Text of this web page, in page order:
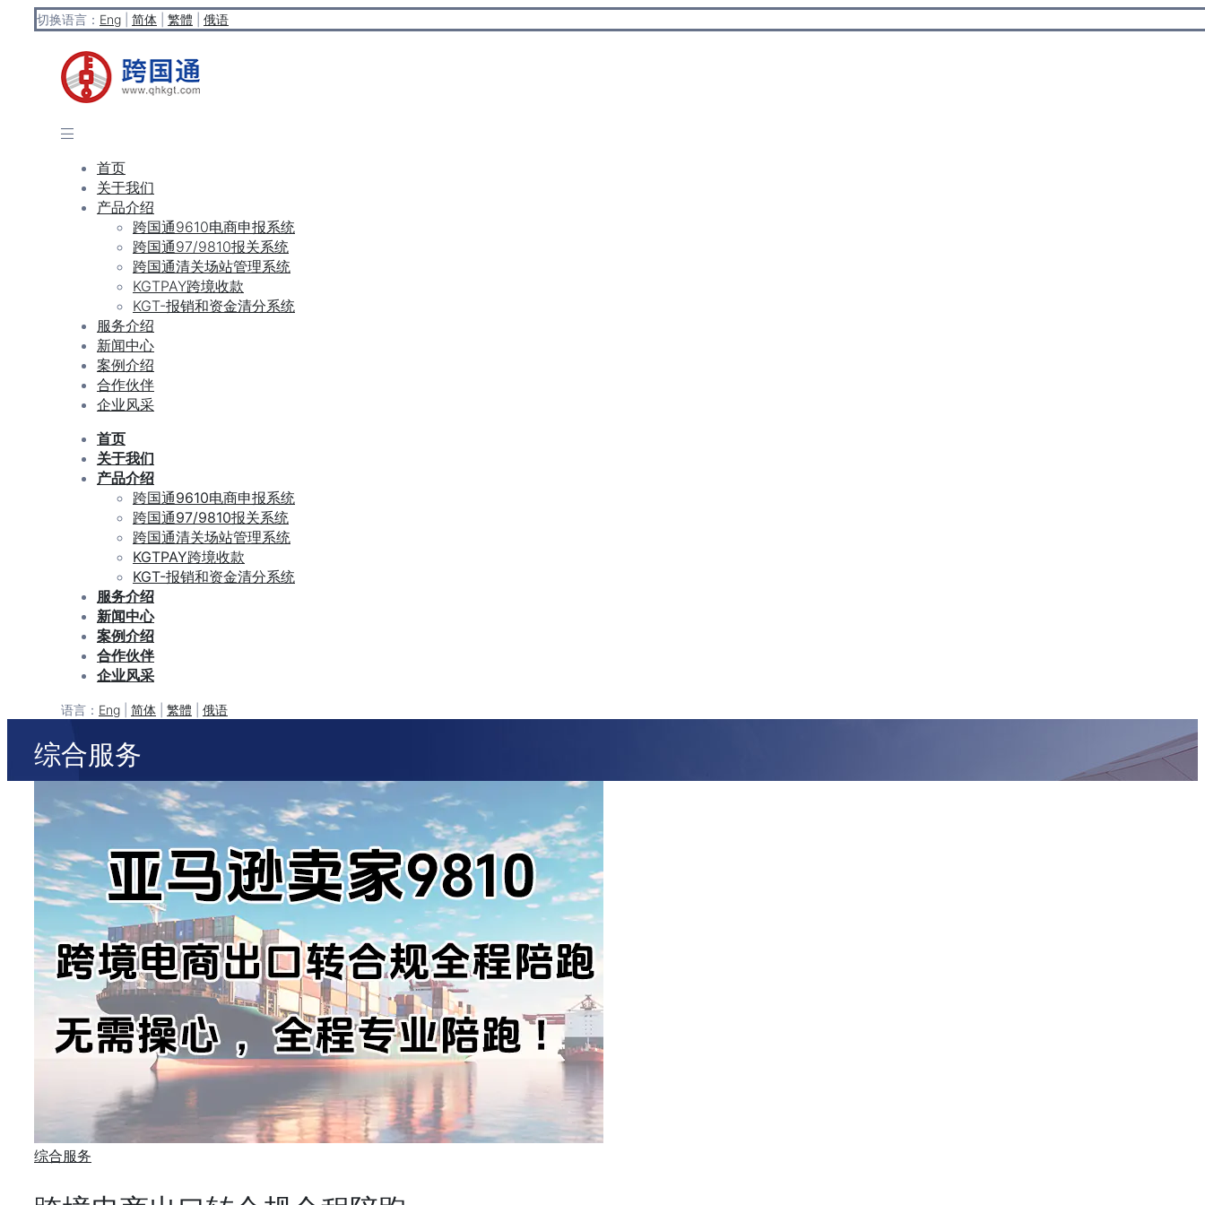
切换语言： Eng 简体 繁體 俄语
首页
关于我们
产品介绍
跨国通9610电商申报系统
跨国通97/9810报关系统
跨国通清关场站管理系统
KGTPAY跨境收款
KGT-报销和资金清分系统
服务介绍
新闻中心
案例介绍
合作伙伴
企业风采
首页
关于我们
产品介绍
跨国通9610电商申报系统
跨国通97/9810报关系统
跨国通清关场站管理系统
KGTPAY跨境收款
KGT-报销和资金清分系统
服务介绍
新闻中心
案例介绍
合作伙伴
企业风采
语言： Eng 简体 繁體 俄语
综合服务
Categories
综合服务